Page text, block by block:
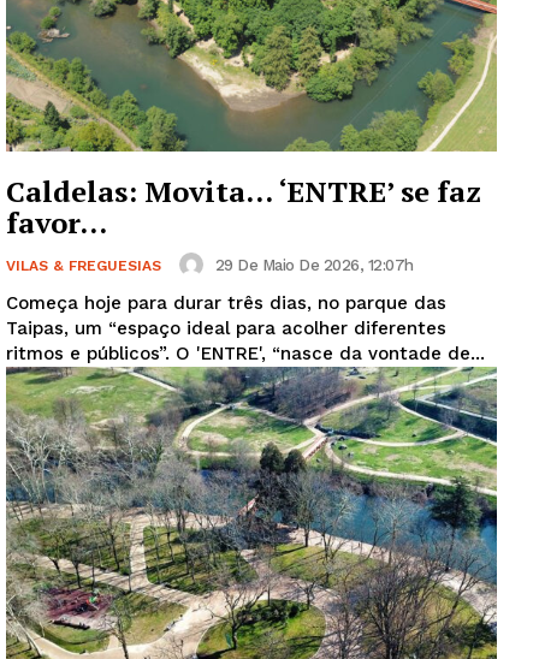
Guimarães, agora!
Caldelas: Movita… ‘ENTRE’ se faz
favor…
VILAS & FREGUESIAS 29 De Maio De 2026, 12:07h
Começa hoje para durar três dias, no parque das
Taipas, um “espaço ideal para acolher diferentes
ritmos e públicos”. O 'ENTRE', “nasce da vontade de...